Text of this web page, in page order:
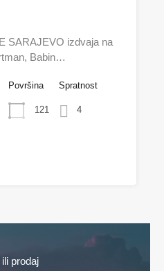
SARAJEVO izdvaja na
Babin…
Površina
121
Spratnost
4
ili prodaj